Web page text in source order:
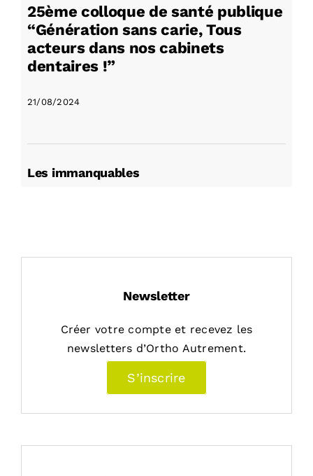
25ème colloque de santé publique
“Génération sans carie, Tous
acteurs dans nos cabinets
dentaires !”
21/08/2024
Les immanquables
Newsletter
Créer votre compte et recevez les
newsletters d’Ortho Autrement.
S’inscrire